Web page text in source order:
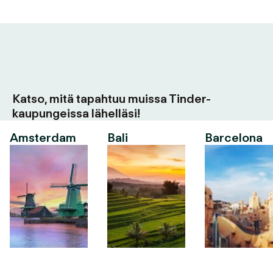
Katso, mitä tapahtuu muissa Tinder-
kaupungeissa lähelläsi!
Amsterdam
Bali Barcelona